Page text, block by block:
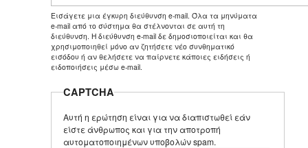
Εισάγετε μια έγκυρη διεύθυνση e-mail. Όλα τα μηνύματα
e-mail από το σύστημα θα στέλνονται σε αυτή τη
διεύθυνση. Η διεύθυνση e-mail δε δημοσιοποιείται και θα
χρησιμοποιηθεί μόνο αν ζητήσετε νέο συνθηματικό
εισόδου ή αν θελήσετε να παίρνετε κάποιες ειδήσεις ή
ειδοποιήσεις μέσω e-mail.
CAPTCHA
Αυτή η ερώτηση είναι για να διαπιστωθεί εάν
είστε άνθρωπος και για την αποτροπή
αυτοματοποιημένων υποβολών spam.